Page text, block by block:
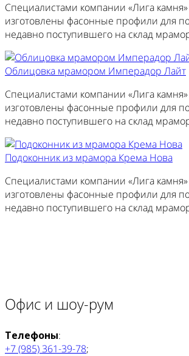
Специалистами компании «Лига
изготовлены фасонные профили для
недавно поступившего на склад
Облицовка мрамором Имперадор Лайт
Специалистами компании «Лига
изготовлены фасонные профили для
недавно поступившего на склад
Подоконник из мрамора Крема Нова
Специалистами компании «Лига
изготовлены фасонные профили для
недавно поступившего на склад
Офис и шоу-рум
Телефоны:
+7 (985) 361-39-78;